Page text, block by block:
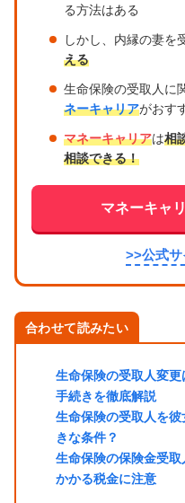
る方法はある
しかし、内縁の妻を
える
生命保険の受取人に
ネーキャリアがおす
マネーキャリアは相
相談できる！
マネーキャ
>>公式
合わせて読みたい
生命保険の受取人変更
手続きを徹底解説
生命保険の受取人を
きな条件？
生命保険の保険金受
かかる税金に注意